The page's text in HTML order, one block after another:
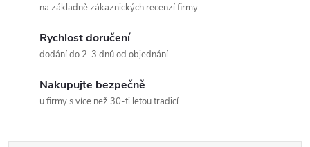
na základně zákaznických recenzí firmy
Rychlost doručení
dodání do 2-3 dnů od objednání
Nakupujte bezpečně
u firmy s více než 30-ti letou tradicí